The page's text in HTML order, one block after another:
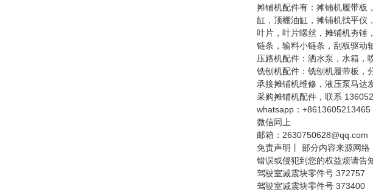
摊铺机配件有：摊铺机履带板
缸，顶棚油缸，摊铺机找平仪
叶片，叶片螺丝，摊铺机夯锤
链条，输料小链条，刮板驱动
压路机配件：洒水泵，水箱，
铣刨机配件：铣刨机履带板，
承接摊铺机维修，液压泵马达
采购摊铺机配件，联系
whatsapp：+8613605213465
微信同上
邮箱：2630750628@qq.com
免责声明丨 部分内容来源网
错误或侵犯到您的权益烦请告
驾驶室减震块零件号 372757
驾驶室减震块零件号 373400